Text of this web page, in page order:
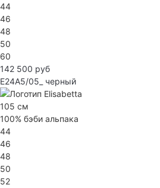
44
46
48
50
60
142 500 руб
E24A5/05_
черный
105 см
100% бэби альпака
44
46
48
50
52